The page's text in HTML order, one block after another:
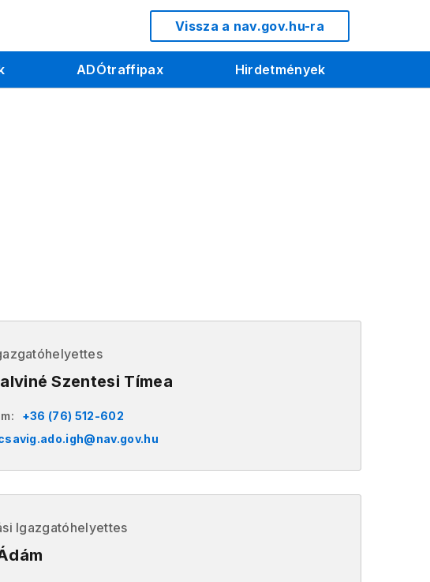
Vissza a nav.gov.hu-ra
ADÓtraffipax Hirdetmények
Szentesi Tímea
+36 (76) 512-602
Igazgatóhelyettes